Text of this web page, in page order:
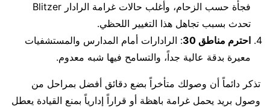
فجأة حسب الزحام، وأغلب حالات غرامة الرادار Blitzer
تحدث بسبب تجاهل هذا التغيير اللحظي.
احترم مناطق 30
: الرادارات أمام المدارس والمستشفيات
معيرة بدقة عالية جداً، والتسامح فيها شبه معدوم.
تذكر دائماً أن وصولك متأخراً بضع دقائق أفضل بمراحل من
وصول بريد يحمل غرامة باهظة أو قراراً إدارياً بمنع القيادة يعطل